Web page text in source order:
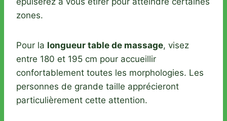
zones.
Pour la longueur table de massage, visez
entre 180 et 195 cm pour accueillir
confortablement toutes les morphologies. Les
personnes de grande taille apprécieront
particulièrement cette attention.